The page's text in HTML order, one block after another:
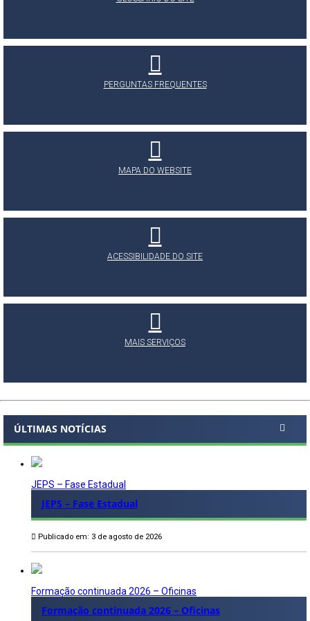
PERGUNTAS FREQUENTES
MAPA DO WEBSITE
ACESSIBILIDADE DO SITE
MAIS SERVIÇOS
ÚLTIMAS NOTÍCIAS
JEPS – Fase Estadual
JEPS – Fase Estadual
Publicado em: 3 de agosto de 2026
Formação continuada 2026 – Oficinas
Formação continuada 2026 – Oficinas